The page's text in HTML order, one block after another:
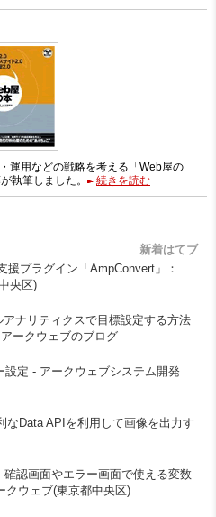
運用などの戦略を考える「Web屋の
執筆しました。
続きを読む
新着はてブ
援プラグイン「AmpConvert」：
央区)
アナリティクスで目標設定する方法
ークウェブのブログ
定 - アークウェブシステム開発
なData APIを利用して画像を出力す
認画面やエラー画面で使える変数
クウェブ(東京都中央区)